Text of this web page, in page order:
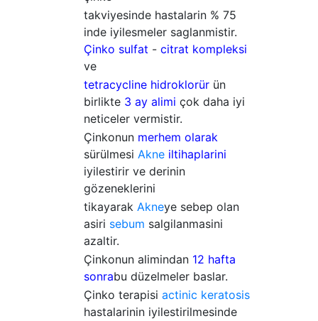
takviyesinde hastalarin % 75
inde iyilesmeler saglanmistir.
Çinko sulfat - citrat kompleksi
ve
tetracycline hidroklorür ün
birlikte 3 ay alimi çok daha iyi
neticeler vermistir.
Çinkonun merhem olarak
sürülmesi Akne iltihaplarini
iyilestirir ve derinin
gözeneklerini
tikayarak Akneye sebep olan
asiri sebum salgilanmasini
azaltir.
Çinkonun alimindan 12 hafta
sonrabu düzelmeler baslar.
Çinko terapisi actinic keratosis
hastalarinin iyilestirilmesinde